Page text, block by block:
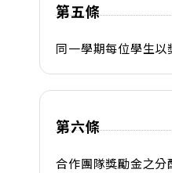
第五條
同一學期每位學生以
第六條
合作團隊獎勵金之